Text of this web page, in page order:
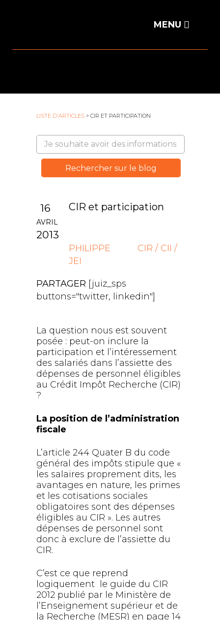
LISTE D'ARTICLES > CIR ET PARTICIPATION
16
AVRIL
2013
CIR et participation
PHILIPPE
CIR / CII /
JEI
PARTAGER [juiz_sps
buttons="twitter, linkedin"]
La question nous est souvent
posée : peut-on inclure la
participation et l’intéressement
des salariés dans l’assiette des
dépenses de personnel éligibles
au Crédit Impôt Recherche (CIR)
?
La position de l’administration
fiscale
L’article 244 Quater B du code
général des impôts stipule que «
les salaires proprement dits, les
avantages en nature, les primes
et les cotisations sociales
obligatoires sont des dépenses
éligibles au CIR ». Les autres
dépenses de personnel sont
donc à exclure de l’assiette du
CIR.
C’est ce que reprend
logiquement le guide du CIR
2012 publié par le Ministère de
l’Enseignement supérieur et de
la Recherche (MESR) en page 14